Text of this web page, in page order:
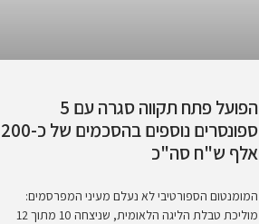
הפועל פתח תקווה סגרה עם 5
ספונסרים נוספים בהסכמים של כ-200
אלף ש"ח סה"כ
המומנטום הספורטיבי לא נעלם מעיני המפרסמים:
מוליכת טבלת הליגה הלאומית, שניצחה 10 מתוך 12